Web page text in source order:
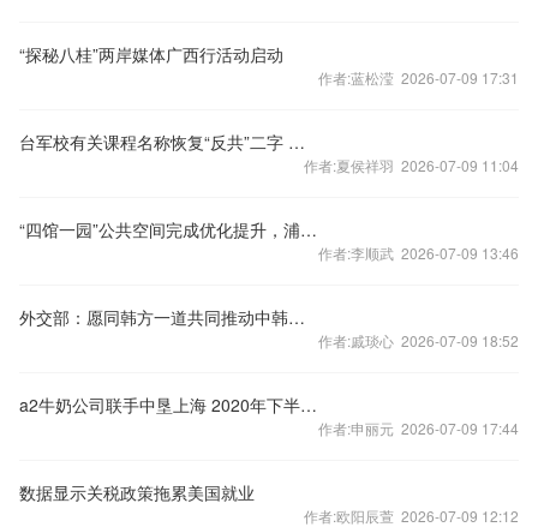
“探秘八桂”两岸媒体广西行活动启动
作者:蓝松滢 2026-07-09 17:31
台军校有关课程名称恢复“反共”二字 国台办回应
作者:夏侯祥羽 2026-07-09 11:04
“四馆一园”公共空间完成优化提升，浦东“城市绿色客厅”焕新亮相
作者:李顺武 2026-07-09 13:46
外交部：愿同韩方一道共同推动中韩战略合作伙伴关系不断向前发展
作者:戚琰心 2026-07-09 18:52
a2牛奶公司联手中垦上海 2020年下半年起对每批进口奶粉进行核酸检测
作者:申丽元 2026-07-09 17:44
数据显示关税政策拖累美国就业
作者:欧阳辰萱 2026-07-09 12:12